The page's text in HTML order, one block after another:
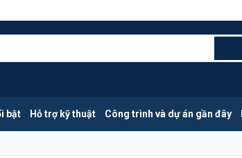
bật Hỗ trợ kỹ thuật Công trình và dự án gần đây
MUA NGAY